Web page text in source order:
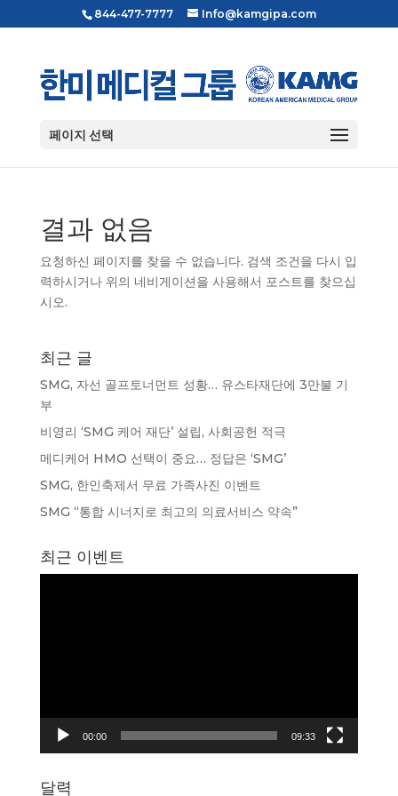
844-477-7777 Info@kamgipa.com
페이지 선택
결과 없음
요청하신 페이지를 찾을 수 없습니다. 검색 조건을 다시 입
력하시거나 위의 네비게이션을 사용해서 포스트를 찾으십
시오.
최근 글
SMG, 자선 골프토너먼트 성황… 유스타재단에 3만불 기
부
비영리 ‘SMG 케어 재단’ 설립, 사회공헌 적극
메디케어 HMO 선택이 중요… 정답은 ‘SMG’
SMG, 한인축제서 무료 가족사진 이벤트
SMG “통합 시너지로 최고의 의료서비스 약속”
최근 이벤트
00:00 09:33
달력